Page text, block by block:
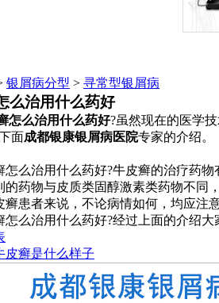
银屑病分型 > 寻常型银屑病
么治用什么药好
怎么治用什么药好?虽然现在的医学
面成都银康银屑病医院专家的介绍。
治用什么药好?牛皮癣的治疗药物
的药物与皮质类固醇激素类药物不同
者来说，不论病情如何，均应注意
治用什么药好?经过上面的介绍大
皮癣是什么样子